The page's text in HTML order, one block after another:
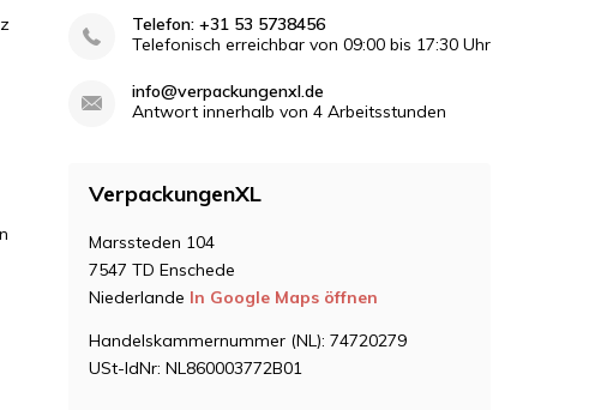
Telefon: +31 53 5738456
Telefonisch erreichbar von 09:00 bis 17:30 Uhr
info@verpackungenxl.de
Antwort innerhalb von 4 Arbeitsstunden
VerpackungenXL
Marssteden 104
7547 TD Enschede
Niederlande In Google Maps öffnen
Handelskammernummer (NL): 74720279
USt-IdNr: NL860003772B01